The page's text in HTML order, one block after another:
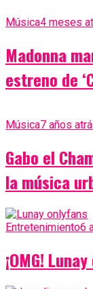
Música4 meses
Madonna
estreno de
Música7 años
Gabo el
la música
Entretenimiento6
¡OMG!